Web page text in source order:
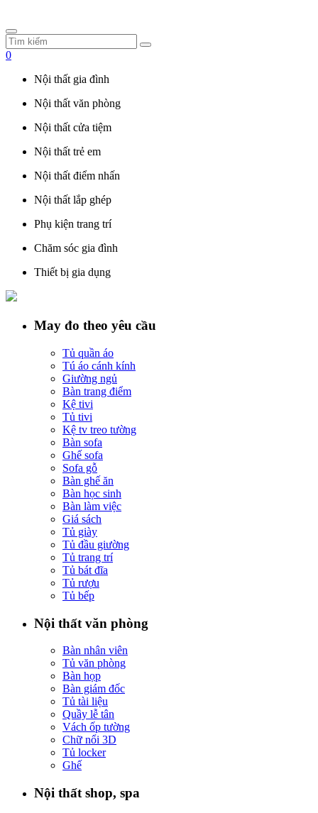
0
Nội thất gia đình
Nội thất văn phòng
Nội thất cửa tiệm
Nội thất trẻ em
Nội thất điểm nhấn
Nội thất lắp ghép
Phụ kiện trang trí
Chăm sóc gia đình
Thiết bị gia dụng
May đo theo yêu cầu
Tủ quần áo
Tú áo cánh kính
Giường ngủ
Bàn trang điểm
Kệ tivi
Tủ tivi
Kệ tv treo tường
Bàn sofa
Ghế sofa
Sofa gỗ
Bàn ghế ăn
Bàn học sinh
Bàn làm việc
Giá sách
Tủ giày
Tủ đầu giường
Tủ trang trí
Tủ bát đĩa
Tủ rượu
Tủ bếp
Nội thất văn phòng
Bàn nhân viên
Tủ văn phòng
Bàn họp
Bàn giám đốc
Tủ tài liệu
Quầy lễ tân
Vách ốp tường
Chữ nổi 3D
Tủ locker
Ghế
Nội thất shop, spa